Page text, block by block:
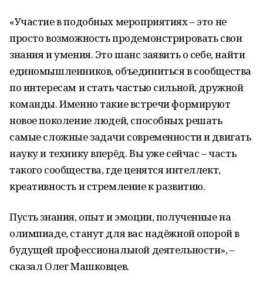
«Участие в подобных мероприятиях – это не
просто возможность продемонстрировать свои
знания и умения. Это шанс заявить о себе, найти
единомышленников, объединиться в сообщества
по интересам и стать частью сильной, дружной
команды. Именно такие встречи формируют
новое поколение людей, способных решать
самые сложные задачи современности и двигать
науку и технику вперёд. Вы уже сейчас – часть
такого сообщества, где ценятся интеллект,
креативность и стремление к развитию.
Пусть знания, опыт и эмоции, полученные на
олимпиаде, станут для вас надёжной опорой в
будущей профессиональной деятельности», –
сказал Олег Машковцев.